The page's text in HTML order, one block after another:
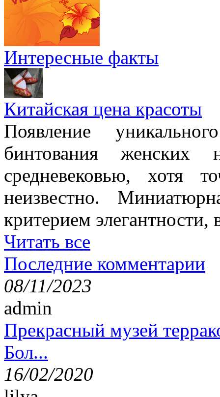
Интересные факты
Китайская цена красоты
Появление
бинтования женских
средневековью, хотя
неизвестно.
критерием элегантности,
Читать все
Последние комментарии
08/11/2023
admin
Прекрасный музей
Бол...
16/02/2020